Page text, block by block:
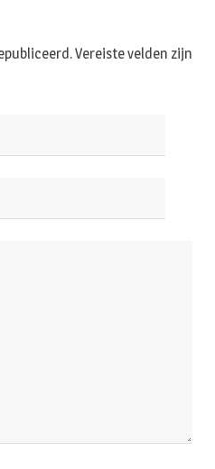
Vereiste velden zijn